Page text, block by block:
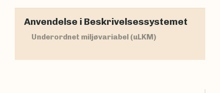
Anvendelse i Beskrivelsessystemet
Underordnet miljøvariabel (uLKM)